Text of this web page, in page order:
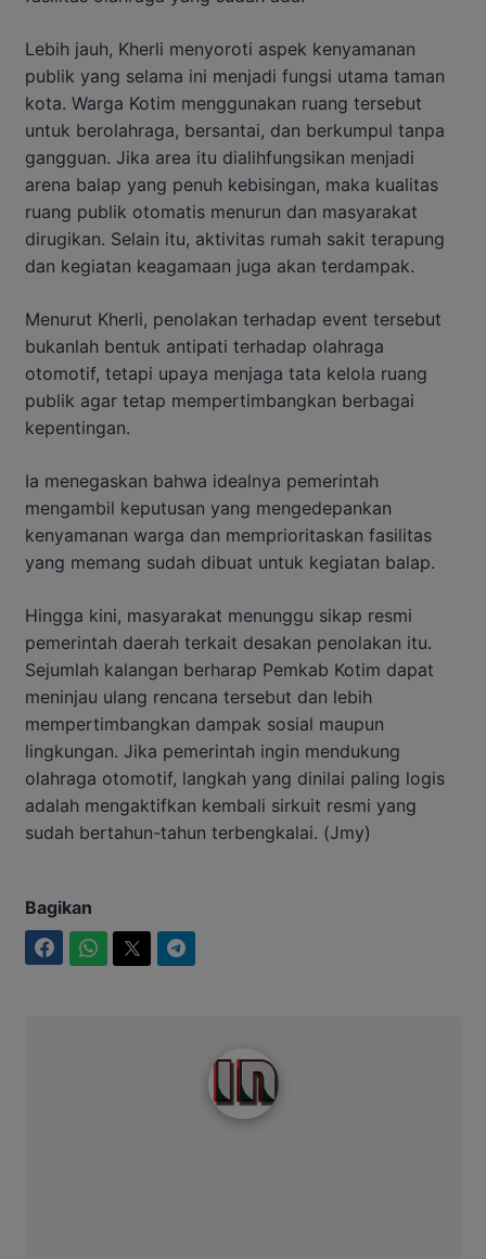
Lebih jauh, Kherli menyoroti aspek kenyamanan
publik yang selama ini menjadi fungsi utama taman
kota. Warga Kotim menggunakan ruang tersebut
untuk berolahraga, bersantai, dan berkumpul tanpa
gangguan. Jika area itu dialihfungsikan menjadi
arena balap yang penuh kebisingan, maka kualitas
ruang publik otomatis menurun dan masyarakat
dirugikan. Selain itu, aktivitas rumah sakit terapung
dan kegiatan keagamaan juga akan terdampak.
Menurut Kherli, penolakan terhadap event tersebut
bukanlah bentuk antipati terhadap olahraga
otomotif, tetapi upaya menjaga tata kelola ruang
publik agar tetap mempertimbangkan berbagai
kepentingan.
Ia menegaskan bahwa idealnya pemerintah
mengambil keputusan yang mengedepankan
kenyamanan warga dan memprioritaskan fasilitas
yang memang sudah dibuat untuk kegiatan balap.
Hingga kini, masyarakat menunggu sikap resmi
pemerintah daerah terkait desakan penolakan itu.
Sejumlah kalangan berharap Pemkab Kotim dapat
meninjau ulang rencana tersebut dan lebih
mempertimbangkan dampak sosial maupun
lingkungan. Jika pemerintah ingin mendukung
olahraga otomotif, langkah yang dinilai paling logis
adalah mengaktifkan kembali sirkuit resmi yang
sudah bertahun-tahun terbengkalai. (Jmy)
Bagikan